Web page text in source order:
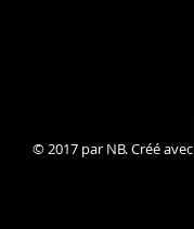
© 2017 par NB. Créé avec